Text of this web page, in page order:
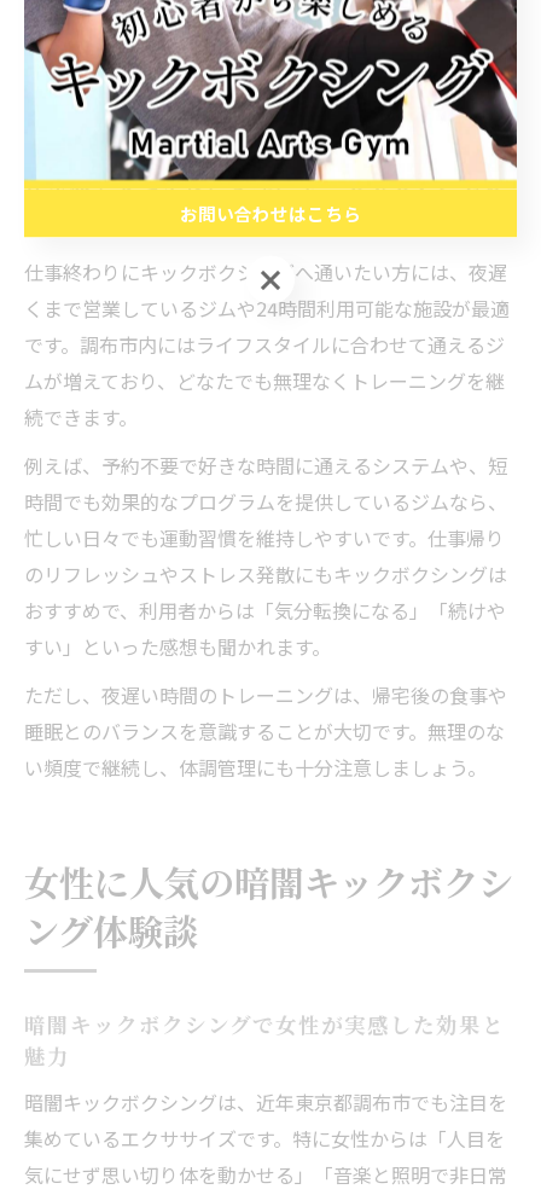
理のないメニューが用意されている」など、幅広い年代
に対応したサービスが評価されています。実際の利用者
の声を参考に、自分に合ったジム選びや通い方を検討し
ましょう。
仕事終わりでも通いやすいキックボクシングの
仕事終わりにキックボクシングへ通いたい方には、夜遅
くまで営業しているジムや24時間利用可能な施設が最適
です。調布市内にはライフスタイルに合わせて通えるジ
ムが増えており、どなたでも無理なくトレーニングを継
続できます。
例えば、予約不要で好きな時間に通えるシステムや、短
時間でも効果的なプログラムを提供しているジムなら、
忙しい日々でも運動習慣を維持しやすいです。仕事帰り
のリフレッシュやストレス発散にもキックボクシングは
おすすめで、利用者からは「気分転換になる」「続けや
すい」といった感想も聞かれます。
ただし、夜遅い時間のトレーニングは、帰宅後の食事や
睡眠とのバランスを意識することが大切です。無理のな
い頻度で継続し、体調管理にも十分注意しましょう。
女性に人気の暗闇キックボクシ
ング体験談
暗闇キックボクシングで女性が実感した効果と
魅力
暗闇キックボクシングは、近年東京都調布市でも注目を
集めているエクササイズです。特に女性からは「人目を
気にせず思い切り体を動かせる」「音楽と照明で非日常
お問い合わせはこちら
お問い合わせはこちら